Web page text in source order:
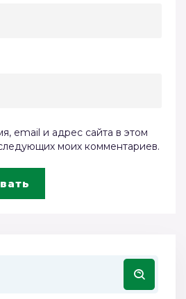
email и адрес сайта в этом
моих комментариев.